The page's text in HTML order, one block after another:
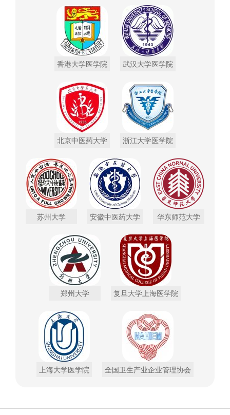
香港大学医学院 武汉大学医学院
北京中医药大学 浙江大学医学院
苏州大学 安徽中医药大学 华东师范大学
郑州大学 复旦大学上海医学院
上海大学医学院 全国卫生产业企业管理协会